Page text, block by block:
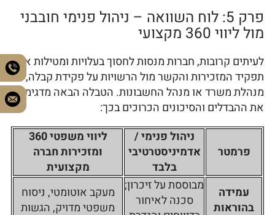
פרק 5: לוח השוואה – ניהול פנימי חובבני
מול ליווי 360 מקצועי
לעיתים קרובות, חברות מנסות לחסוך בעלויות ומטילות את
תפקיד המזכירות והקשר מול הרשויות על פקידת קבלה,
מנהלת משרד או מנהל החשבונות. הטבלה הבאה מדגימה
את ההבדלים והסיכונים הכרוכים בכך:
פרמטר
ניהול פנימי /
אדמיניסטרטיבי
בלבד
ליווי משפטי 360
ומזכירות חברה
מקצועית
עמידה
בהוראות
מבוססת על זיכרון;
סכנה לאיחור
מעקב אוטומטי, ניסוח
משפטי מדויק, הגשות